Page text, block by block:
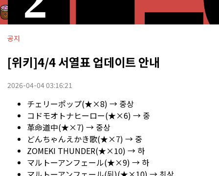
공지
[위키]4/4 서열표 업데이트 안내
2026-04-04 03:16:21
チェリーポップ(★×8) → 중상
コドモオトナヒーロー(★×6) → 중
革命道中(★×7) → 중상
どんちゃんえかき歌(★×7) → 중
ZOMEKI THUNDER(★×10) → 하
マルトーアンフェール(★×9) → 하